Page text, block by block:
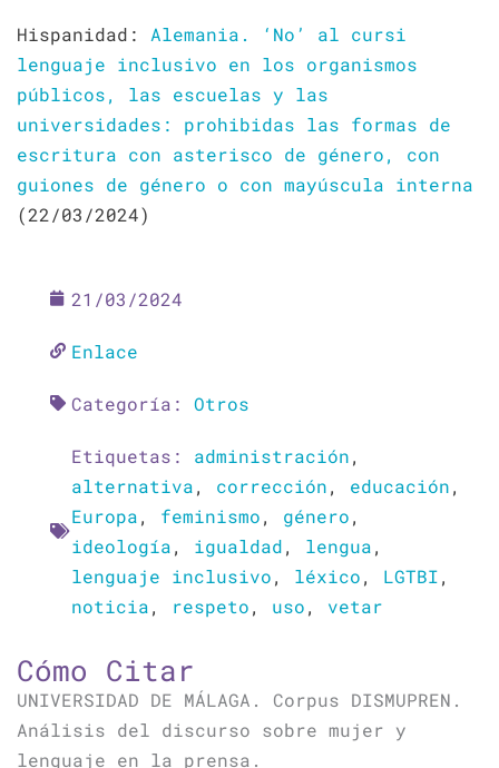
Hispanidad: Alemania. ‘No’ al cursi
lenguaje inclusivo en los organismos
públicos, las escuelas y las
universidades: prohibidas las formas de
escritura con asterisco de género, con
guiones de género o con mayúscula interna
(22/03/2024)
21/03/2024
Enlace
Categoría: Otros
Etiquetas: administración,
alternativa, corrección, educación,
Europa, feminismo, género,
ideología, igualdad, lengua,
lenguaje inclusivo, léxico, LGTBI,
noticia, respeto, uso, vetar
Cómo Citar
UNIVERSIDAD DE MÁLAGA. Corpus DISMUPREN.
Análisis del discurso sobre mujer y
lenguaje en la prensa.